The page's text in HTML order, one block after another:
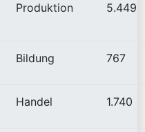
Produktion 5.449
Bildung 767
Handel 1.740